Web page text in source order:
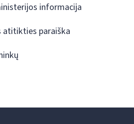
informacija
atitikties paraiška